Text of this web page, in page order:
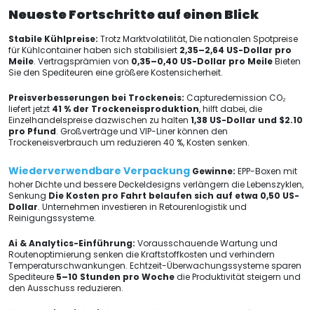
Neueste Fortschritte auf einen Blick
Stabile Kühlpreise: Trotz Marktvolatilität, Die nationalen Spotpreise
für Kühlcontainer haben sich stabilisiert 2,35–2,64 US-Dollar pro
Meile. Vertragsprämien von 0,35–0,40 US-Dollar pro MeileBieten
Sie den Spediteuren eine größere Kostensicherheit.
Preisverbesserungen bei Trockeneis: Capturedemission CO₂
liefert jetzt 41 % der Trockeneisproduktion, hilft dabei, die
Einzelhandelspreise dazwischen zu halten 1,38 US-Dollar und $2.10
pro Pfund. Großverträge und VIP-Liner können den
Trockeneisverbrauch um reduzieren 40 %, Kosten senken.
Wiederverwendbare Verpackung Gewinne: EPP-Boxen mit
hoher Dichte und bessere Deckeldesigns verlängern die Lebenszyklen,
Senkung Die Kosten pro Fahrt belaufen sich auf etwa 0,50 US-
Dollar. Unternehmen investieren in Retourenlogistik und
Reinigungssysteme.
Ai & Analytics-Einführung: Vorausschauende Wartung und
Routenoptimierung senken die Kraftstoffkosten und verhindern
Temperaturschwankungen. Echtzeit-Überwachungssysteme sparen
Spediteure 5–10 Stunden pro Wochedie Produktivität steigern und
den Ausschuss reduzieren.